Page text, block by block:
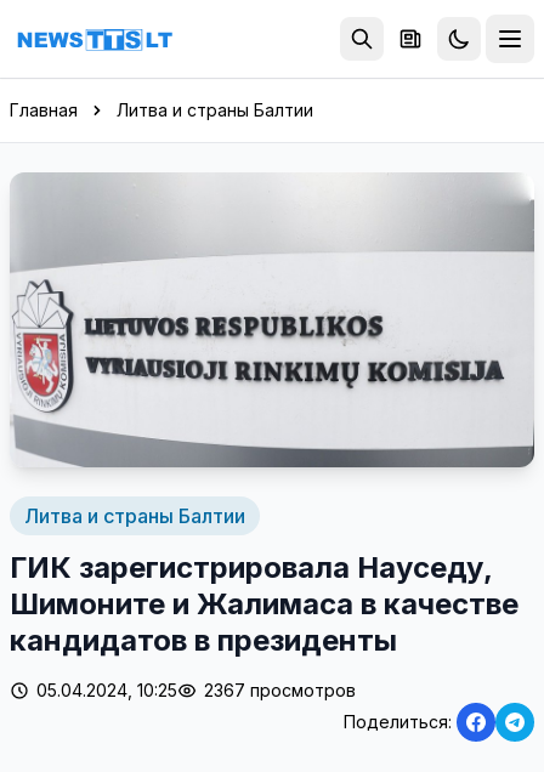
Перейти к содержимому
Главная Литва и страны Балтии
Литва и страны Балтии
ГИК зарегистрировала Науседу,
Шимоните и Жалимаса в качестве
кандидатов в президенты
05.04.2024, 10:25
2367 просмотров
Поделиться: